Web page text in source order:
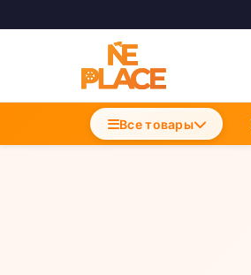
Accesorii Telefoane
Incarcatoare Telefon
Все товары